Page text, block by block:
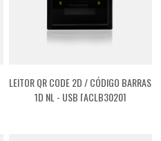
LEITOR QR CODE 2D / CÓDIGO BARRAS
1D NL - USB [ACLB3020]